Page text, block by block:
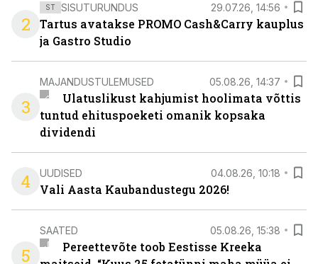
2
ST SISUTURUNDUS 29.07.26, 14:56
Tartus avatakse PROMO Cash&Carry kauplus
ja Gastro Studio
3
MAJANDUSTULEMUSED 05.08.26, 14:37
Ulatuslikust kahjumist hoolimata võttis
tuntud ehituspoeketi omanik kopsaka
dividendi
4 UUDISED 04.08.26, 10:18
Vali Aasta Kaubandustegu 2026!
5
SAATED 05.08.26, 15:38
Pereettevõte toob Eestisse Kreeka